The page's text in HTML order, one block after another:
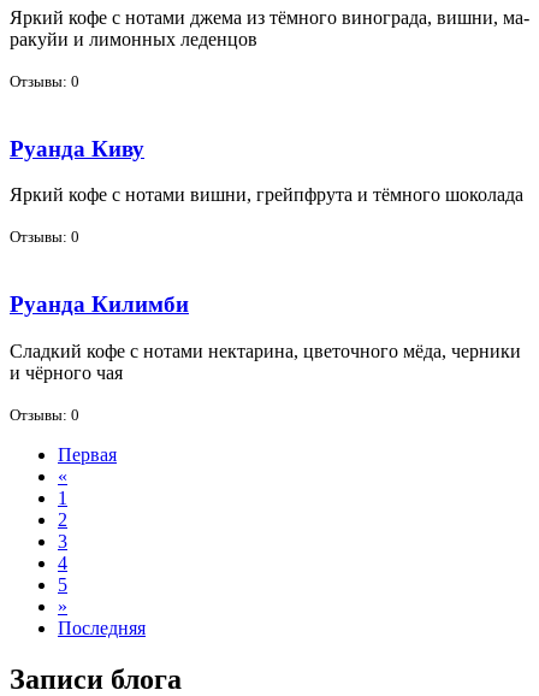
Яр­кий ко­фе с но­та­ми дже­ма из тём­но­го ви­но­гра­да, виш­ни, ма­
ра­куйи и ли­мон­ных ле­ден­цов
Отзывы: 0
Руанда Киву
Яр­кий ко­фе с но­та­ми виш­ни, грейп­фру­та и тём­но­го шо­ко­ла­да
Отзывы: 0
Руанда Килимби
Слад­кий ко­фе с но­та­ми нек­та­ри­на, цве­точ­но­го мё­да, чер­ни­ки
и чёр­но­го чая
Отзывы: 0
Первая
«
1
2
3
4
5
»
Последняя
Записи блога